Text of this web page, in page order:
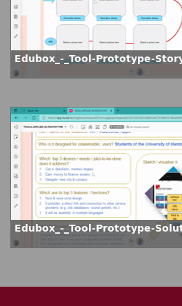
Edubox_-_Tool-Prototype-
Edubox_-_Tool-Prototype-